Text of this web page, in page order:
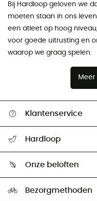
Bij Hardloop geloven we
moeten staan ​​in ons
een atleet op hoog
voor goede uitrusting en
waarop we graag spelen.
Klantenservice
Mijn zending volgen
Retourzendingen &
Hardloop
Ambassadeurs
Onze beloften
Bezorgmethoden